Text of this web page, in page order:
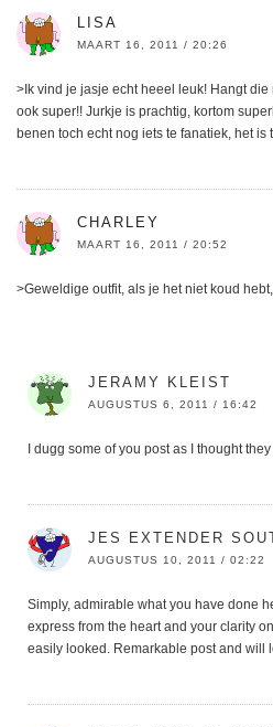
LISA
MAART 16, 2011 / 20:26
>Ik vind je jasje echt heeel leuk! Hangt
ook super!! Jurkje is prachtig, kortom
benen toch echt nog iets te fanatiek, het is
CHARLEY
MAART 16, 2011 / 20:52
>Geweldige outfit, als je het niet koud
JERAMY KLEIST
AUGUSTUS 6, 2011 / 16:42
I dugg some of you post as I thought
JES EXTENDER
AUGUSTUS 10, 2011 / 02:22
Simply, admirable what you have done
express from the heart and your clarity
easily looked. Remarkable post and will